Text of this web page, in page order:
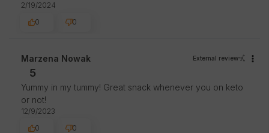
2/19/2024
0
0
Marzena Nowak External review
5
Yummy in my tummy! Great snack whenever you on keto
or not!
12/9/2023
0
0